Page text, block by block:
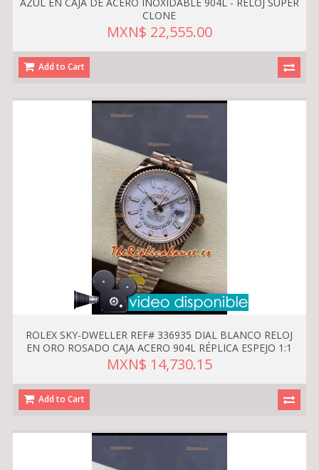
CLONE
MXN$ 22,555.00
Add to Cart
ROLEX SKY-DWELLER REF# 336935 DIAL BLANCO RELOJ
EN ORO ROSADO CAJA ACERO 904L RÉPLICA ESPEJO 1:1
MXN$ 14,730.15
Add to Cart